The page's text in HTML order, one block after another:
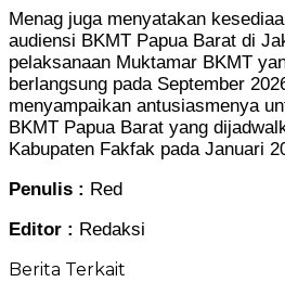
Menag juga menyatakan
audiensi BKMT Papua Barat di
pelaksanaan Muktamar BKMT
berlangsung pada September
menyampaikan antusiasmenya
BKMT Papua Barat yang
Kabupaten Fakfak pada Januari
Penulis : Red
Editor : Redaksi
Berita Terkait